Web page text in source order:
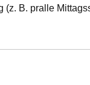
B. pralle